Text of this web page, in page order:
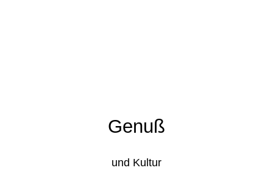
Genuß
und Kultur